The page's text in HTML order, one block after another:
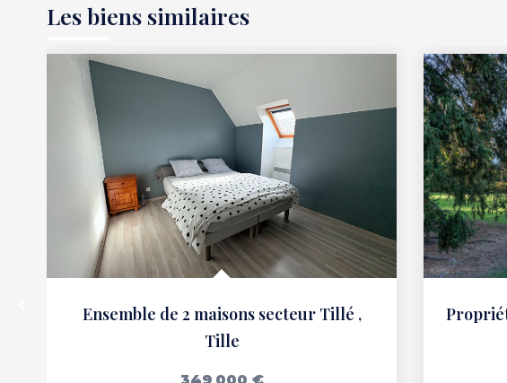
Les biens similaires
Ensemble de 2 maisons secteur Tillé ,
Tille